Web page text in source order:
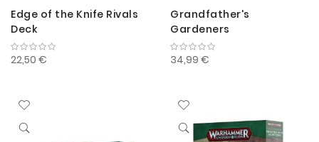
Edge of the Knife Rivals
Deck
22,50 €
Grandfather's
Gardeners
34,99 €